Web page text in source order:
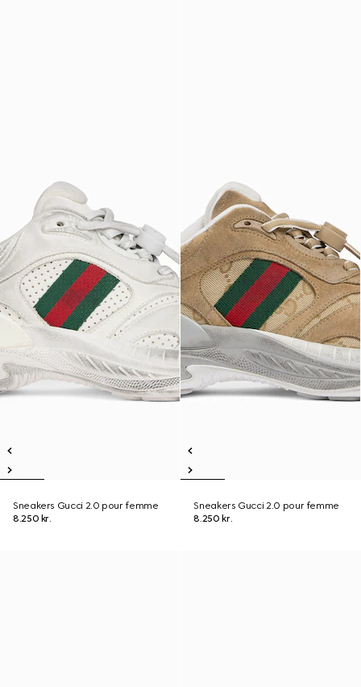
Sneakers Gucci 2.0 pour femme
8.250 kr.
Sneakers Gucci 2.0 pour femme
8.250 kr.